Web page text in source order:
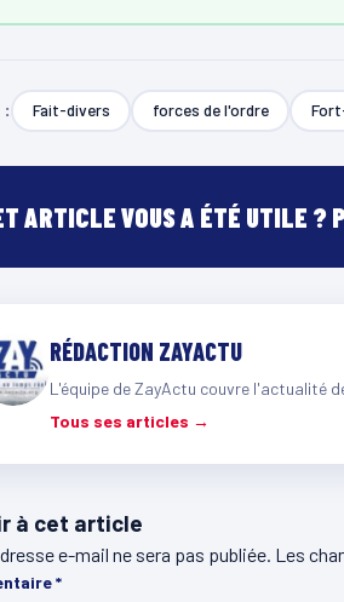
: Fait-divers forces de l'ordre
ARTICLE VOUS A ÉTÉ UTILE ?
RÉDACTION ZAYACTU
L'équipe de ZayActu couvre l'actualité
Tous ses articles →
à cet article
e-mail ne sera pas publiée. Les
*